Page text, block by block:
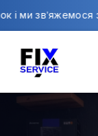
з вами